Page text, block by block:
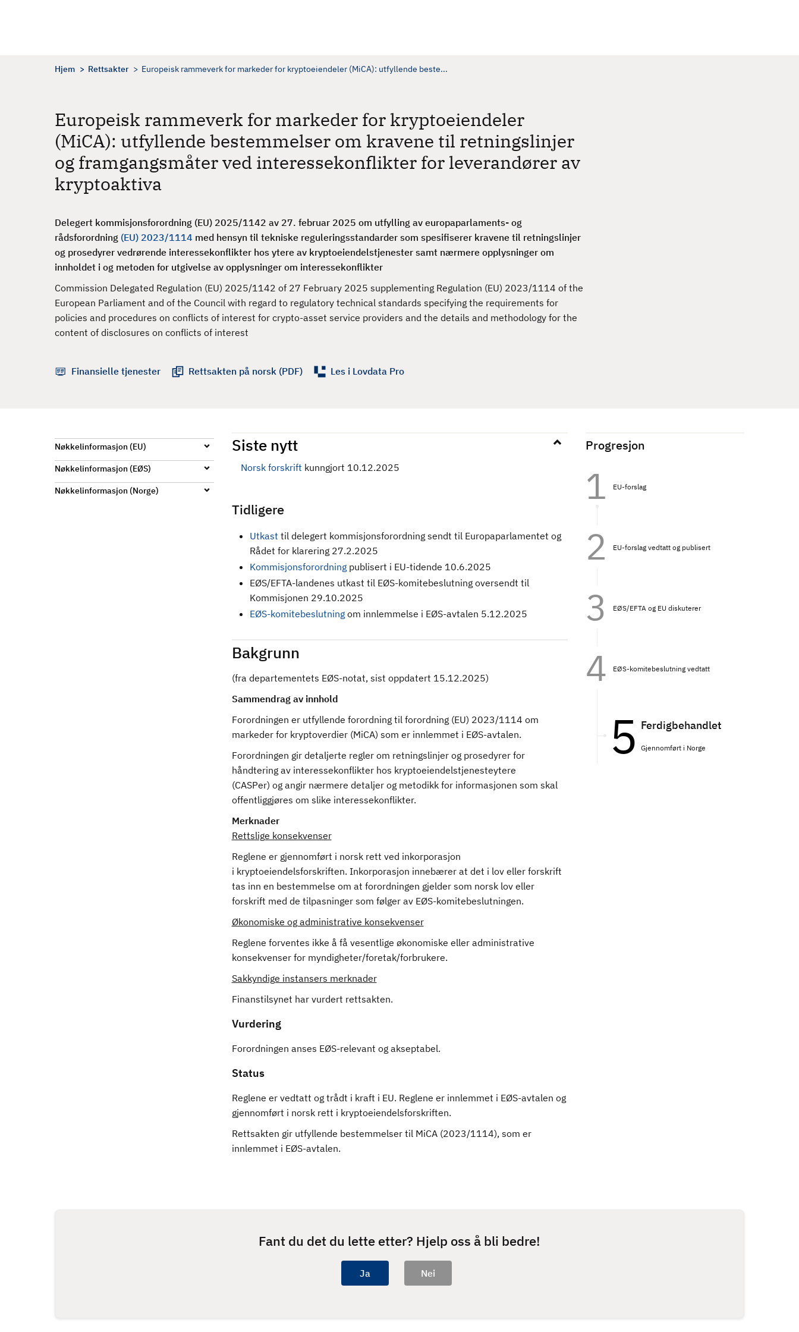
Hjem Rettsakter Europeisk rammeverk for markeder for kryptoeiendeler (MiCA): utfyllende beste...
Europeisk rammeverk for markeder for kryptoeiendeler
(MiCA): utfyllende bestemmelser om kravene til retningslinjer
og framgangsmåter ved interessekonflikter for leverandører av
kryptoaktiva
Delegert kommisjonsforordning (EU) 2025/1142 av 27. februar 2025 om utfylling av europaparlaments- og
rådsforordning (EU) 2023/1114 med hensyn til tekniske reguleringsstandarder som spesifiserer kravene til retningslinjer
og prosedyrer vedrørende interessekonflikter hos ytere av kryptoeiendelstjenester samt nærmere opplysninger om
innholdet i og metoden for utgivelse av opplysninger om interessekonflikter
Commission Delegated Regulation (EU) 2025/1142 of 27 February 2025 supplementing Regulation (EU) 2023/1114 of the
European Parliament and of the Council with regard to regulatory technical standards specifying the requirements for
policies and procedures on conflicts of interest for crypto-asset service providers and the details and methodology for the
content of disclosures on conflicts of interest
Finansielle tjenester Rettsakten på norsk (PDF) Les i Lovdata Pro
Nøkkelinformasjon (EU)
Nøkkelinformasjon (EØS)
Nøkkelinformasjon (Norge)
Siste nytt
Norsk forskrift kunngjort 10.12.2025
Tidligere
Utkast til delegert kommisjonsforordning sendt til Europaparlamentet og
Rådet for klarering 27.2.2025
Kommisjonsforordningpublisert i EU-tidende 10.6.2025
EØS/EFTA-landenes utkast til EØS-komitebeslutning oversendt til
Kommisjonen 29.10.2025
EØS-komitebeslutningom innlemmelse i EØS-avtalen 5.12.2025
Bakgrunn
(fra departementets EØS-notat, sist oppdatert 15.12.2025)
Sammendrag av innhold
Forordningen er utfyllende forordning til forordning (EU) 2023/1114 om
markeder for kryptoverdier (MiCA) som er innlemmet i EØS-avtalen.
Forordningen gir detaljerte regler om retningslinjer og prosedyrer for
håndtering av interessekonflikter hos kryptoeiendelstjenesteytere
(CASPer) og angir nærmere detaljer og metodikk for informasjonen som skal
offentliggjøres om slike interessekonflikter.
Merknader
Rettslige konsekvenser
Reglene er gjennomført i norsk rett ved inkorporasjon
i kryptoeiendelsforskriften. Inkorporasjon innebærer at det i lov eller forskrift
tas inn en bestemmelse om at forordningen gjelder som norsk lov eller
forskrift med de tilpasninger som følger av EØS-komitebeslutningen.
Økonomiske og administrative konsekvenser
Reglene forventes ikke å få vesentlige økonomiske eller administrative
konsekvenser for myndigheter/foretak/forbrukere.
Sakkyndige instansers merknader
Finanstilsynet har vurdert rettsakten.
Vurdering
Forordningen anses EØS-relevant og akseptabel.
Status
Reglene er vedtatt og trådt i kraft i EU. Reglene er innlemmet i EØS-avtalen og
gjennomført i norsk rett i kryptoeiendelsforskriften.
Rettsakten gir utfyllende bestemmelser til MiCA (2023/1114), som er
innlemmet i EØS-avtalen.
Progresjon
EU-forslag
EU-forslag vedtatt og publisert
EØS/EFTA og EU diskuterer
EØS-komitebeslutning vedtatt
Ferdigbehandlet
Gjennomført i Norge
Fant du det du lette etter? Hjelp oss å bli bedre!